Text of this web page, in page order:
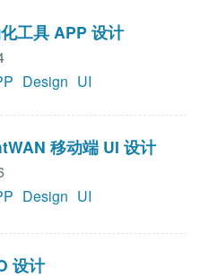
工具 APP 设计
Design UI
移动端 UI 设计
Design UI
设计